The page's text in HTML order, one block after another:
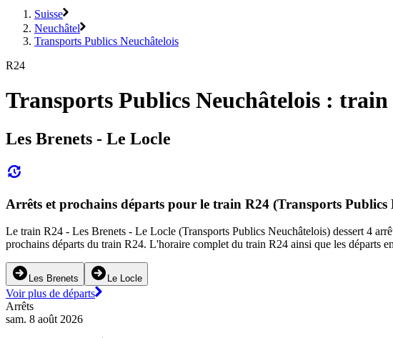
Suisse
Neuchâtel
Transports Publics Neuchâtelois
R24
Transports Publics Neuchâtelois : train
Les Brenets - Le Locle
Arrêts et prochains départs pour le train R24 (Transports Publics
Le train R24 - Les Brenets - Le Locle (Transports Publics Neuchâtelois) dessert 4
prochains départs du train R24. L'horaire complet du train R24 ainsi que les départs
Les Brenets Le Locle
Voir plus de départs
Arrêts
sam. 8 août 2026